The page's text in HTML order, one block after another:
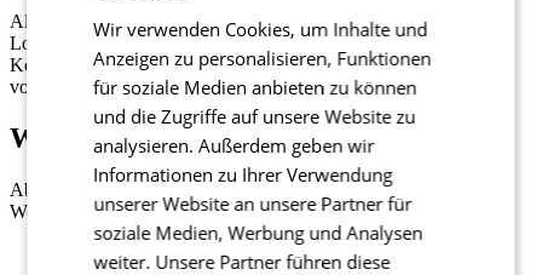
Alle PASSION Z6-Trikots mit kurzen Ärmeln sind mit dem
LoadLock-Taschensystem ausgestattet. Dank verstärkter
Konstruktion bleiben die Taschen stabil und hängen selbst
vollgepackt nicht durch.
Wasserdichte Tasche
Abnehmbare, wasserdichte Tasche für ein Handy oder
Wertgegenstände.
Wir verwenden Cookies, um Inhalte und
Anzeigen zu personalisieren, Funktionen
für soziale Medien anbieten zu können
und die Zugriffe auf unsere Website zu
analysieren. Außerdem geben wir
Informationen zu Ihrer Verwendung
unserer Website an unsere Partner für
soziale Medien, Werbung und Analysen
weiter. Unsere Partner führen diese